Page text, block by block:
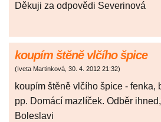
Děkuji za odpovědi Severinová
koupím štěně vlčího špice
( Iveta Martinková, 30. 4. 2012 21:32)
koupím štěně vlčího špice - fenka,
pp. Domácí mazlíček. Odběr
Boleslavi